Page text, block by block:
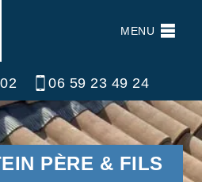
MENU
06 59 23 49 24
PÈRE & FILS